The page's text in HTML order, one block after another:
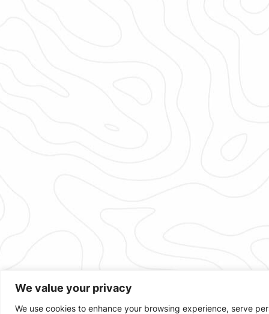
We value your privacy
We use cookies to enhance your browsing experience, serve